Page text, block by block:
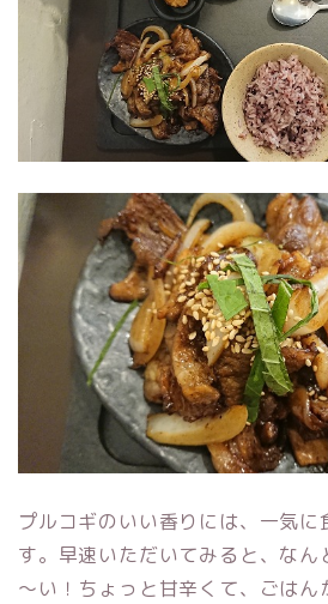
プルコギのいい香りには、一気に
す。早速いただいてみると、なん
～い！ちょっと甘辛くて、ごはん